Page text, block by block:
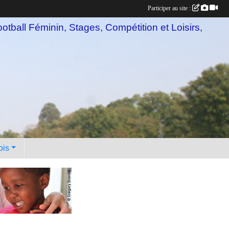
Féminin, Stages, Compétition et Loisirs,
Participer au site :